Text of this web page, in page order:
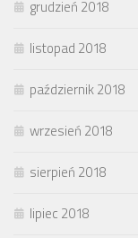
grudzień 2018
listopad 2018
październik 2018
wrzesień 2018
sierpień 2018
lipiec 2018